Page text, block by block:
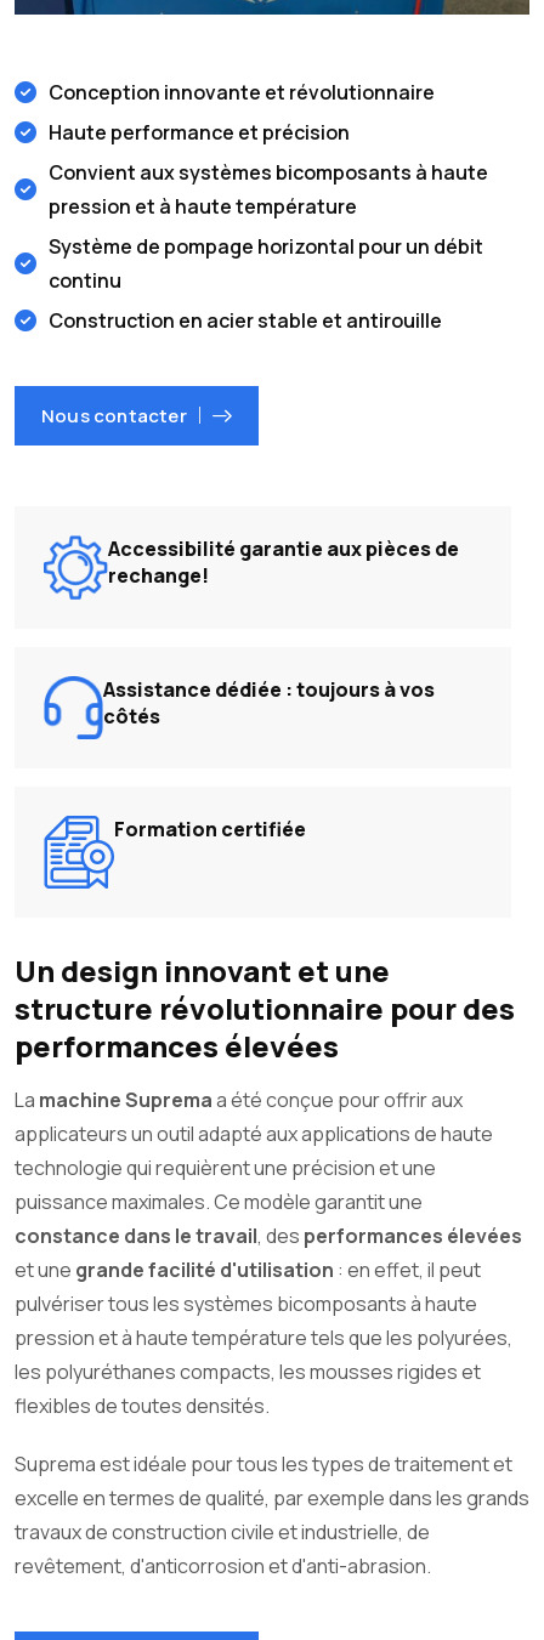
Conception innovante et révolutionnaire
Haute performance et précision
Convient aux systèmes bicomposants à haute
pression et à haute température
Système de pompage horizontal pour un débit
continu
Construction en acier stable et antirouille
Nous contacter
Accessibilité garantie aux pièces de
rechange!
Assistance dédiée : toujours à vos
côtés
Formation certifiée
Un design innovant et une
structure révolutionnaire pour des
performances élevées
La machine Supremaa été conçue pour offrir aux
applicateurs un outil adapté aux applications de haute
technologie qui requièrent une précision et une
puissance maximales. Ce modèle garantit une
constance dans le travail, des performances élevées
et une grande facilité d'utilisation : en effet, il peut
pulvériser tous les systèmes bicomposants à haute
pression et à haute température tels que les polyurées,
les polyuréthanes compacts, les mousses rigides et
flexibles de toutes densités.
Suprema est idéale pour tous les types de traitement et
excelle en termes de qualité, par exemple dans les grands
travaux de construction civile et industrielle, de
revêtement, d'anticorrosion et d'anti-abrasion.